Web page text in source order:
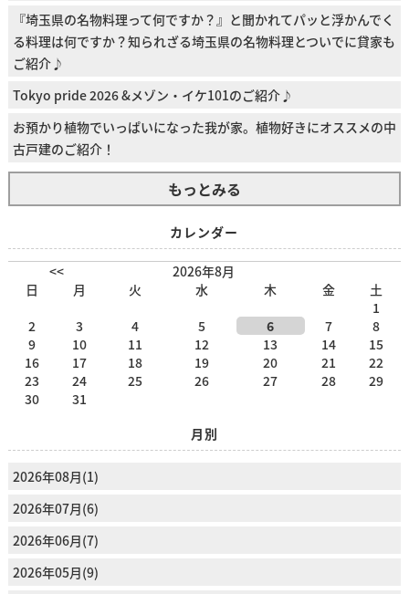
『埼玉県の名物料理って何ですか？』と聞かれてパッと浮かんでく
る料理は何ですか？知られざる埼玉県の名物料理とついでに貸家も
ご紹介♪
Tokyo pride 2026 &メゾン・イケ101のご紹介♪
お預かり植物でいっぱいになった我が家。植物好きにオススメの中
古戸建のご紹介！
もっとみる
カレンダー
<<
2026年8月
日
月 火 水 木 金
土
1
2
3 4 5 6 7
8
9
10 11 12 13 14
15
16
17 18 19 20 21
22
23
24 25 26 27 28
29
30
31
月別
2026年08月(1)
2026年07月(6)
2026年06月(7)
2026年05月(9)